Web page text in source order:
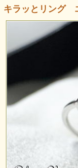
キラッとリング